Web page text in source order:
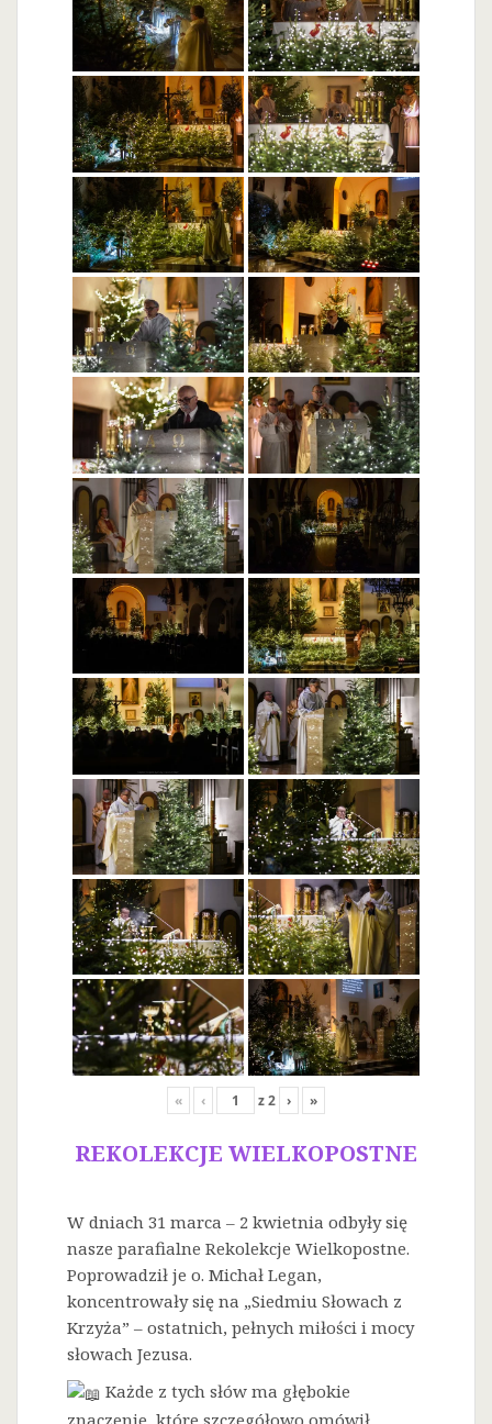
« ‹ z2 › »
REKOLEKCJE WIELKOPOSTNE
W dniach 31 marca – 2 kwietnia odbyły się
nasze parafialne Rekolekcje Wielkopostne.
Poprowadził je o. Michał Legan,
koncentrowały się na „Siedmiu Słowach z
Krzyża” – ostatnich, pełnych miłości i mocy
słowach Jezusa.
Każde z tych słów ma głębokie
znaczenie, które szczegółowo omówił